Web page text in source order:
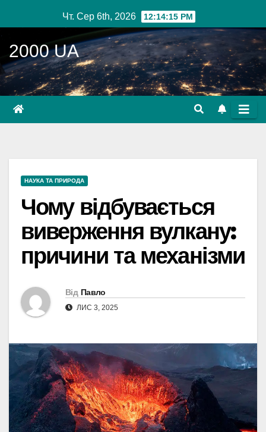
до
вмісту
Чт. Сер 6th, 2026 12:14:17 PM
2000 UA
НАУКА ТА ПРИРОДА
Чому відбувається
виверження вулкану:
причини та механізми
Від Павло
ЛИС 3, 2025